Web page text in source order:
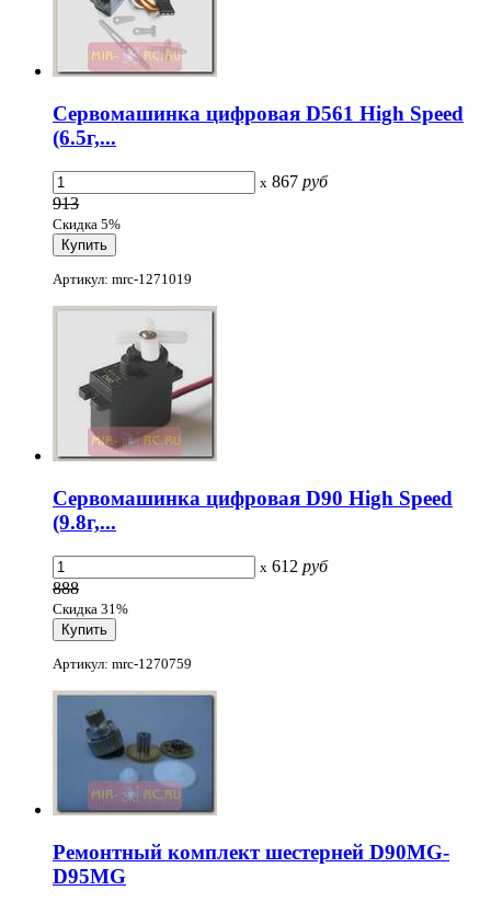
Cервомашинка цифровая D561 High Speed
(6.5г,...
x 867 руб
913
Скидка 5%
Артикул: mrc-1271019
Cервомашинка цифровая D90 High Speed
(9.8г,...
x 612 руб
888
Скидка 31%
Артикул: mrc-1270759
Ремонтный комплект шестерней D90MG-
D95MG